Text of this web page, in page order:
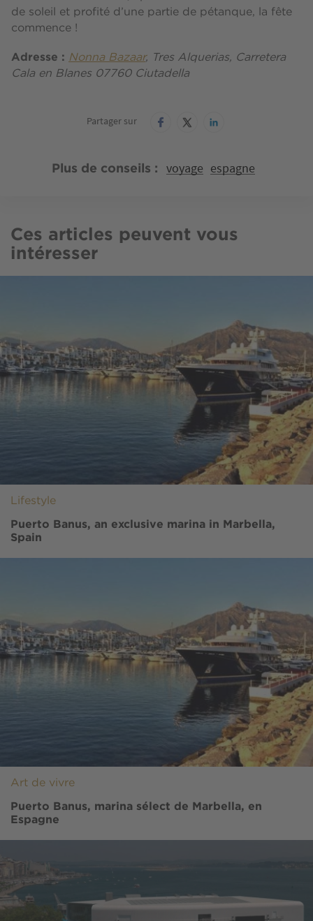
de soleil et profité d’une partie de pétanque, la fête
commence !
Adresse : Nonna Bazaar, Tres Alquerias, Carretera
Cala en Blanes 07760 Ciutadella
Partager sur
Plus de conseils voyage espagne
Ces articles peuvent vous
intéresser
Lifestyle
Puerto Banus, an exclusive marina in Marbella,
Spain
Art de vivre
Puerto Banus, marina sélect de Marbella, en
Espagne